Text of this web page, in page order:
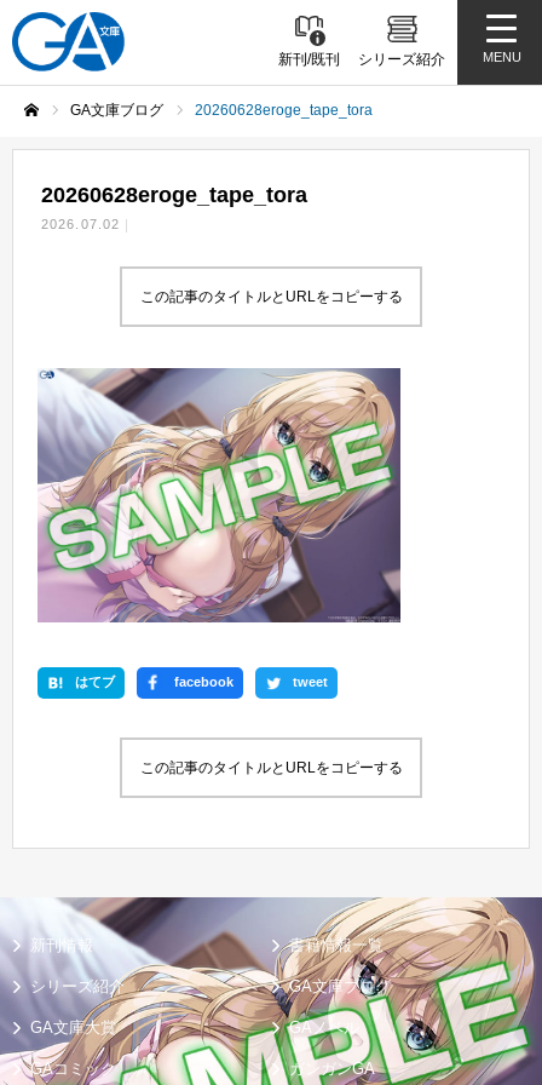
新刊/既刊 シリーズ紹介 MENU
GA文庫ブログ 20260628eroge_tape_tora
20260628eroge_tape_tora
2026.07.02
この記事のタイトルとURLをコピーする
はてブ facebook tweet
この記事のタイトルとURLをコピーする
新刊情報 書籍情報一覧
シリーズ紹介 GA文庫ブログ
GA文庫大賞 GAノベル
GAコミック ガンガンGA